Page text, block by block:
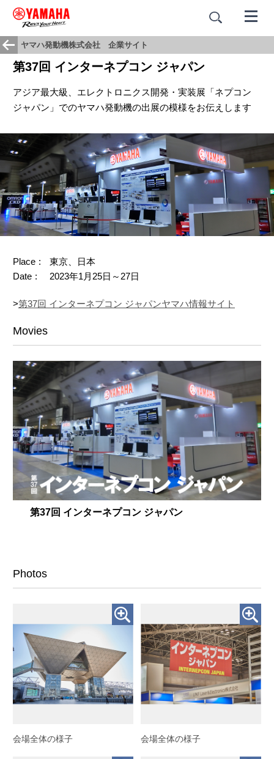
ヤマハ発動機株式会社 企業サイト
第37回 インターネプコン ジャパン
アジア最大級、エレクトロニクス開発・実装展「ネプコン
ジャパン」でのヤマハ発動機の出展の模様をお伝えします
Place
東京、日本
Date
2023年1月25日～27日
>第37回 インターネプコン ジャパンヤマハ情報サイト
Movies
第37回 インターネプコン ジャパン
Photos
会場全体の様子 会場全体の様子